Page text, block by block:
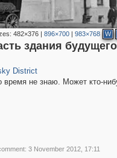
482×376 |896×700 |983×768 W
здания будущего
District
время не знаю. Может кто-
3 November 2012, 17:11